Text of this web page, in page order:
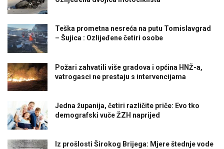
Teška prometna nesreća na putu Tomislavgrad
– Šujica : Ozlijeđene četiri osobe
Požari zahvatili više gradova i općina HNŽ-a,
vatrogasci ne prestaju s intervencijama
Jedna županija, četiri različite priče: Evo tko
demografski vuče ŽZH naprijed
Iz prošlosti Širokog Brijega: Mjere štednje vode